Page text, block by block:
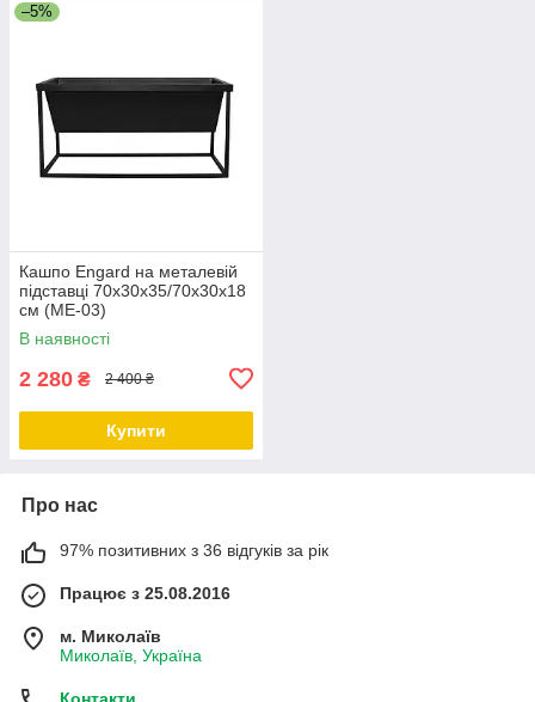
–5%
Кашпо Engard на металевій
підставці 70х30х35/70х30х18
см (ME-03)
В наявності
2 280 ₴ 2 400 ₴
Купити
Про нас
97% позитивних з 36 відгуків за рік
Працює з 25.08.2016
м. Миколаїв
Миколаїв, Україна